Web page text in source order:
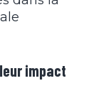
impact